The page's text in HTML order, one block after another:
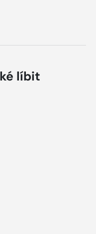
líbit